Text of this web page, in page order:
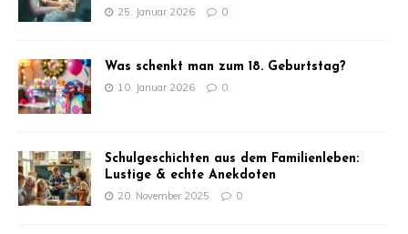
25. Januar 2026 0
Was schenkt man zum 18. Geburtstag?
10. Januar 2026 0
Schulgeschichten aus dem Familienleben:
Lustige & echte Anekdoten
20. November 2025 0